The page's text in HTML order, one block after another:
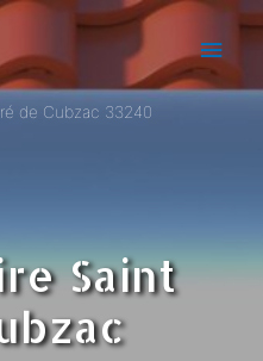
de Cubzac 33240
Saint